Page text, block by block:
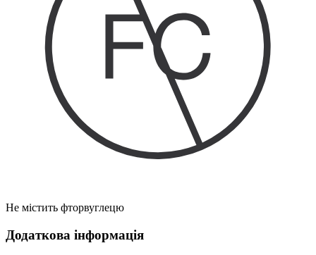
Не містить фторвуглецю
Додаткова інформація